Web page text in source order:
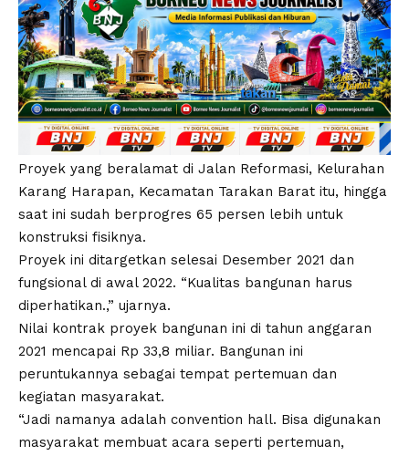
Proyek yang beralamat di Jalan Reformasi, Kelurahan
Karang Harapan, Kecamatan Tarakan Barat itu, hingga
saat ini sudah berprogres 65 persen lebih untuk
konstruksi fisiknya.
Proyek ini ditargetkan selesai Desember 2021 dan
fungsional di awal 2022. “Kualitas bangunan harus
diperhatikan.,” ujarnya.
Nilai kontrak proyek bangunan ini di tahun anggaran
2021 mencapai Rp 33,8 miliar. Bangunan ini
peruntukannya sebagai tempat pertemuan dan
kegiatan masyarakat.
“Jadi namanya adalah convention hall. Bisa digunakan
masyarakat membuat acara seperti pertemuan,